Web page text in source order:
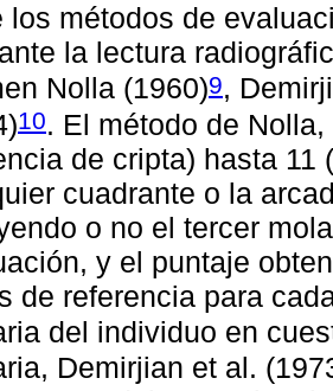
los métodos de
la lectura
Nolla (1960)9,
10. El método de
de cripta) hasta
cuadrante o la
o no el tercer
y el puntaje
de referencia para
del individuo en
Demirjian et al.